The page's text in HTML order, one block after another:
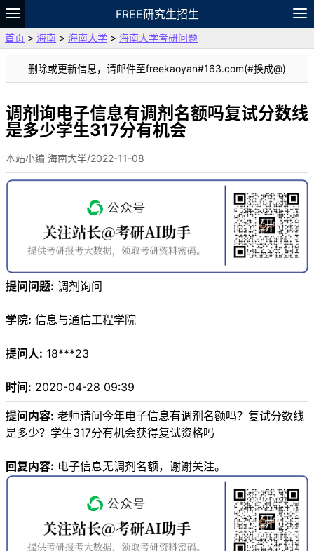
FREE研究生招生
题库
故事 专题 APP 笔记
VIP
资料
首页 > 海南 > 海南大学 > 海南大学考研问题
删除或更新信息，请邮件至freekaoyan#163.com(#换成@)
调剂询电子信息有调剂名额吗复试分数线
是多少学生317分有机会
本站小编 海南大学/2022-11-08
提问问题: 调剂询问
学院: 信息与通信工程学院
提问人: 18***23
时间: 2020-04-28 09:39
提问内容: 老师请问今年电子信息有调剂名额吗？复试分数线
是多少？学生317分有机会获得复试资格吗
回复内容: 电子信息无调剂名额，谢谢关注。